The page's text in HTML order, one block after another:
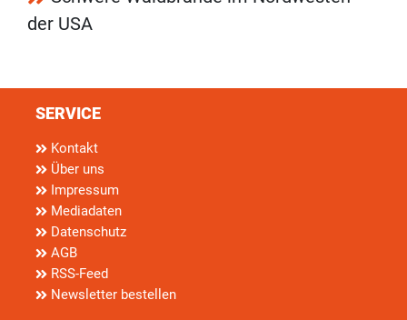
der USA
SERVICE
Kontakt
Über uns
Impressum
Mediadaten
Datenschutz
AGB
RSS-Feed
Newsletter bestellen